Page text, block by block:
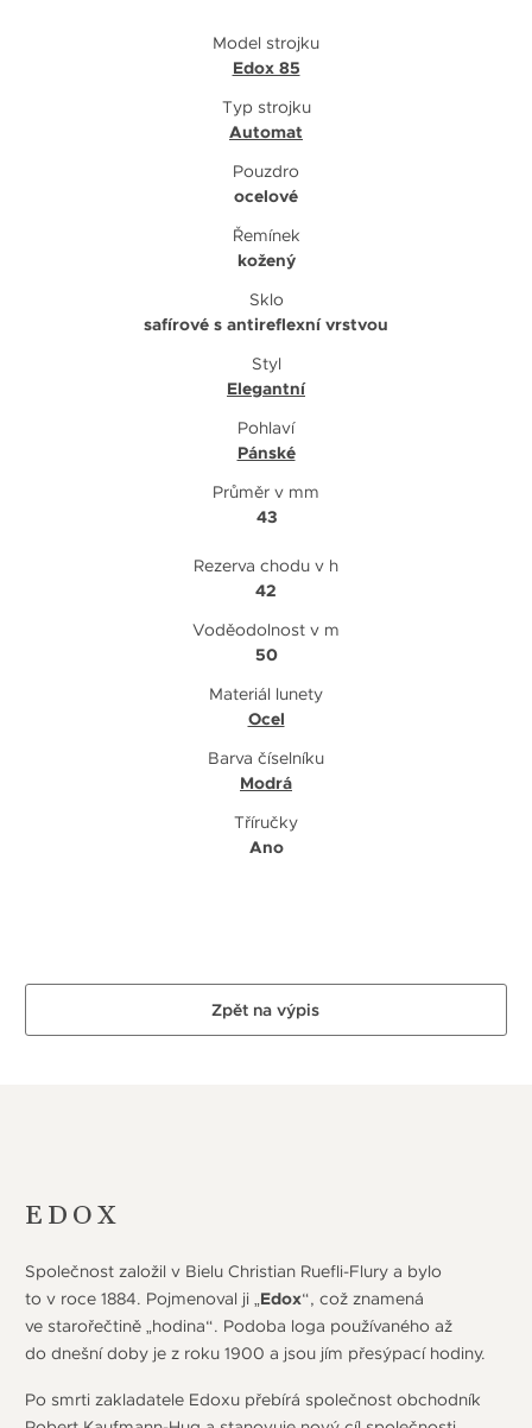
Model strojku
Edox 85
Typ strojku
Automat
Pouzdro
ocelové
Řemínek
kožený
Sklo
safírové s antireflexní vrstvou
Styl
Elegantní
Pohlaví
Pánské
Průměr v mm
43
Rezerva chodu v h
42
Voděodolnost v m
50
Materiál lunety
Ocel
Barva číselníku
Modrá
Tříručky
Ano
Zpět na výpis
EDOX
Společnost založil v Bielu Christian Ruefli-Flury a bylo
to v roce 1884. Pojmenoval ji „Edox“, což znamená
ve starořečtině „hodina“. Podoba loga používaného až
do dnešní doby je z roku 1900 a jsou jím přesýpací hodiny.
Po smrti zakladatele Edoxu přebírá společnost obchodník